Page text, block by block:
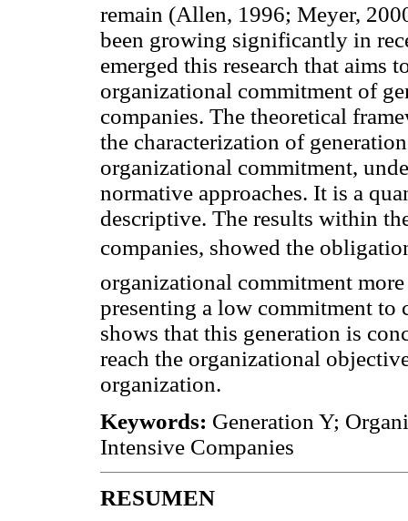
remain (Allen, 1996; Meyer,
been growing significantly in
emerged this research that aims
organizational commitment of
companies. The theoretical
the characterization of
organizational commitment,
normative approaches. It is a
descriptive. The results within
companies, showed the
organizational commitment
presenting a low commitment
shows that this generation is
reach the organizational
organization.
Keywords: Generation Y;
Intensive Companies
RESUMEN